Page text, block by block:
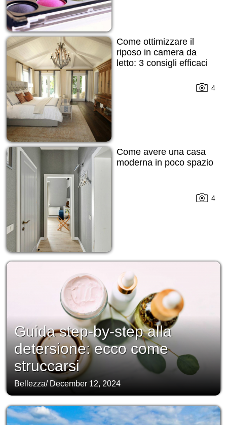
Come ottimizzare il
riposo in camera da
letto: 3 consigli efficaci
4
Come avere una casa
moderna in poco spazio
4
Guida step-by-step alla
detersione: ecco come
struccarsi
Bellezza/ December 12, 2024